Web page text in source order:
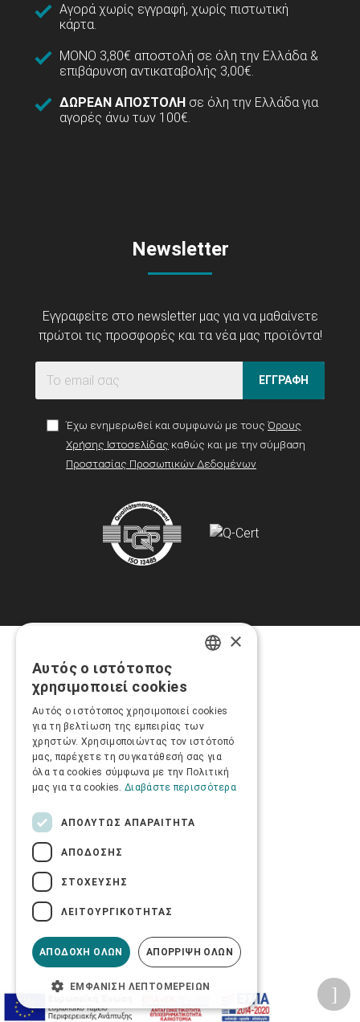
Αγορά χωρίς εγγραφή, χωρίς πιστωτική
κάρτα.
ΜΟΝΟ 3,80€ αποστολή σε όλη την Ελλάδα &
επιβάρυνση αντικαταβολής 3,00€.
ΔΩΡΕΑΝ ΑΠΟΣΤΟΛΗ σε όλη την Ελλάδα για
αγορές άνω των 100€.
Newsletter
Εγγραφείτε στο newsletter μας για να μαθαίνετε
πρώτοι τις προσφορές και τα νέα μας προϊόντα!
ΕΓΓΡΑΦΗ
Έχω ενημερωθεί και συμφωνώ με τους Όρους
Χρήσης Ιστοσελίδας καθώς και με την σύμβαση
Προστασίας Προσωπικών Δεδομένων
×
Αυτός ο ιστότοπος
χρησιμοποιεί cookies
Αυτός ο ιστότοπος χρησιμοποιεί cookies
για τη βελτίωση της εμπειρίας των
χρηστών. Χρησιμοποιώντας τον ιστότοπό
μας, παρέχετε τη συγκατάθεσή σας για
όλα τα cookies σύμφωνα με την Πολιτική
μας για τα cookies. Διαβάστε περισσότερα
ΑΠΟΛΎΤΩΣ ΑΠΑΡΑΊΤΗΤΑ
ΑΠΌΔΟΣΗΣ
ΣΤΌΧΕΥΣΗΣ
ΛΕΙΤΟΥΡΓΙΚΌΤΗΤΑΣ
ΑΠΟΔΟΧΉ ΌΛΩΝ ΑΠΌΡΡΙΨΗ ΌΛΩΝ
ΕΜΦΆΝΙΣΗ ΛΕΠΤΟΜΕΡΕΙΏΝ